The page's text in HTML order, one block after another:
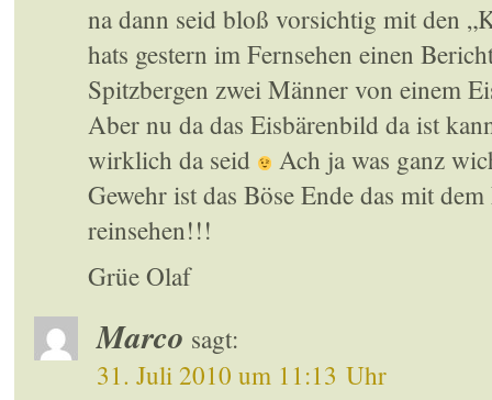
na dann seid bloß vorsichtig mit den
hats gestern im Fernsehen einen
Spitzbergen zwei Männer von einem
Aber nu da das Eisbärenbild da ist
wirklich da seid
Ach ja was ganz
Gewehr ist das Böse Ende das mit
reinsehen!!!
Grüe Olaf
Marco sagt:
31. Juli 2010 um 11:13 Uhr